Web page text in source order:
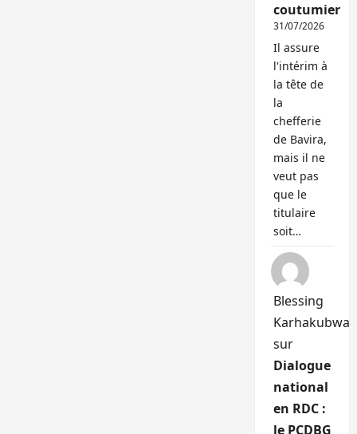
coutumier
31/07/2026
Il assure
l'intérim à
la tête de
la
chefferie
de Bavira,
mais il ne
veut pas
que le
titulaire
soit…
Blessing
Karhakubwa
sur
Dialogue
national
en RDC :
le PCDBG